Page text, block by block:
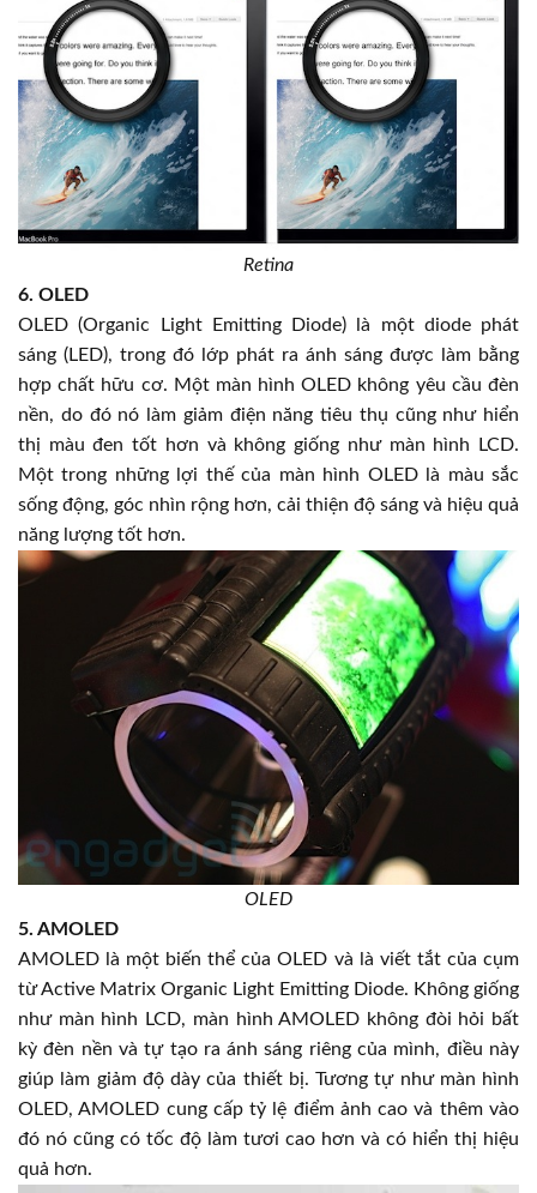
Retina
6. OLED
OLED (Organic Light Emitting Diode) là một diode phát
sáng (LED), trong đó lớp phát ra ánh sáng được làm bằng
hợp chất hữu cơ. Một màn hình OLED không yêu cầu đèn
nền, do đó nó làm giảm điện năng tiêu thụ cũng như hiển
thị màu đen tốt hơn và không giống như màn hình LCD.
Một trong những lợi thế của màn hình OLED là màu sắc
sống động, góc nhìn rộng hơn, cải thiện độ sáng và hiệu quả
năng lượng tốt hơn.
OLED
5. AMOLED
AMOLED là một biến thể của OLED và là viết tắt của cụm
từ Active Matrix Organic Light Emitting Diode. Không giống
như màn hình LCD, màn hình AMOLED không đòi hỏi bất
kỳ đèn nền và tự tạo ra ánh sáng riêng của mình, điều này
giúp làm giảm độ dày của thiết bị. Tương tự như màn hình
OLED, AMOLED cung cấp tỷ lệ điểm ảnh cao và thêm vào
đó nó cũng có tốc độ làm tươi cao hơn và có hiển thị hiệu
quả hơn.